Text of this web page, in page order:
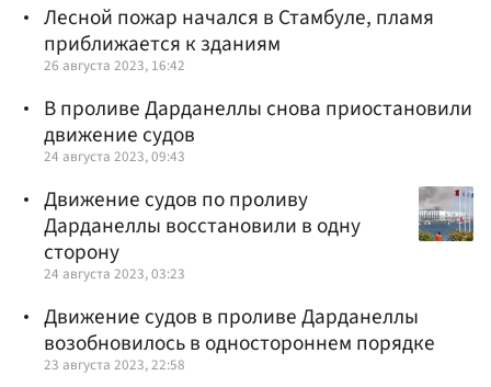
Лесной пожар начался в Стамбуле, пламя
приближается к зданиям
26 августа 2023, 16:42
В проливе Дарданеллы снова приостановили
движение судов
24 августа 2023, 09:43
Движение судов по проливу
Дарданеллы восстановили в одну
сторону
24 августа 2023, 03:23
Движение судов в проливе Дарданеллы
возобновилось в одностороннем порядке
23 августа 2023, 22:58